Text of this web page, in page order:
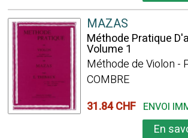
MAZAS
Méthode Pratique
Volume 1
Méthode de Violon -
COMBRE
31.84 CHF ENVOI
En